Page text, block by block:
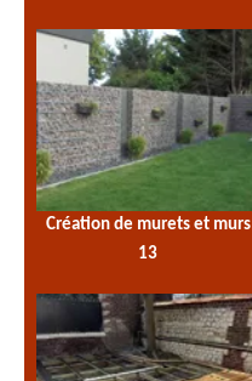
Création de murets et murs
13